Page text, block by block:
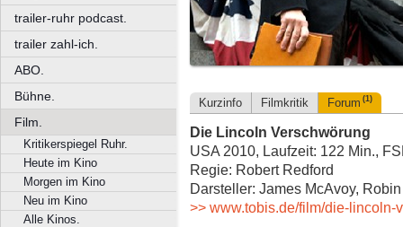
trailer-ruhr podcast.
trailer zahl-ich.
ABO.
Bühne.
Film.
Kritikerspiegel Ruhr.
Heute im Kino
Morgen im Kino
Neu im Kino
Alle Kinos.
Kurzinfo Filmkritik Forum (1)
Die Lincoln Verschwörung
USA 2010, Laufzeit: 122 Min.,
Regie: Robert Redford
Darsteller: James McAvoy,
>> www.tobis.de/film/die-lincoln-